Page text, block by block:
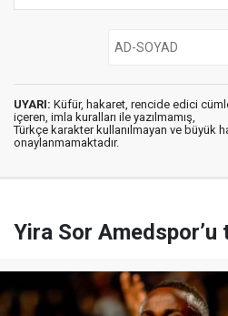
UYARI: Küfür, hakaret, rencide edici
içeren, imla kuralları ile yazılmamış,
Türkçe karakter kullanılmayan ve büyük
onaylanmamaktadır.
Yira Sor Amedspor’u